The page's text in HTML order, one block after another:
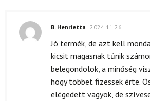
B. Henrietta 2024.11.26.
Jó termék, de azt kell
kicsit magasnak tűnik
belegondolok, a minőség
hogy többet fizessek érte.
elégedett vagyok, de